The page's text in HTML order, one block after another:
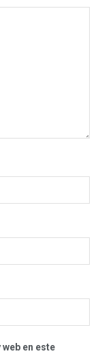
en este